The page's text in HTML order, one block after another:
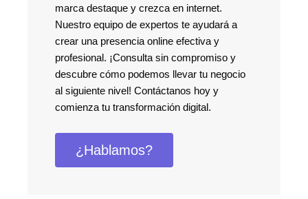
marca destaque y crezca en internet.
Nuestro equipo de expertos te ayudará a
crear una presencia online efectiva y
profesional. ¡Consulta sin compromiso y
descubre cómo podemos llevar tu negocio
al siguiente nivel! Contáctanos hoy y
comienza tu transformación digital.
¿Hablamos?